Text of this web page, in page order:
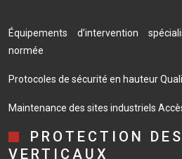
Équipements d’intervention
normée
Protocoles de sécurité en hauteur
Maintenance des sites industriels
PROTECTION
VERTICAUX